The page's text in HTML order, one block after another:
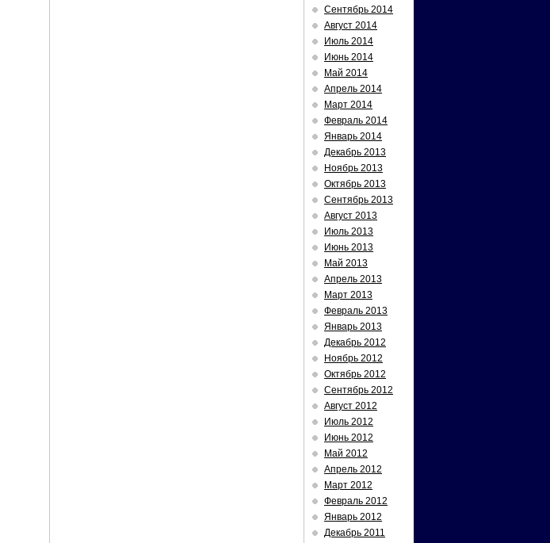
Сентябрь 2014
Август 2014
Июль 2014
Июнь 2014
Май 2014
Апрель 2014
Март 2014
Февраль 2014
Январь 2014
Декабрь 2013
Ноябрь 2013
Октябрь 2013
Сентябрь 2013
Август 2013
Июль 2013
Июнь 2013
Май 2013
Апрель 2013
Март 2013
Февраль 2013
Январь 2013
Декабрь 2012
Ноябрь 2012
Октябрь 2012
Сентябрь 2012
Август 2012
Июль 2012
Июнь 2012
Май 2012
Апрель 2012
Март 2012
Февраль 2012
Январь 2012
Декабрь 2011